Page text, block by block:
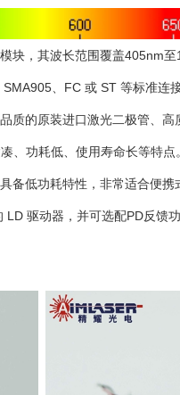
块，其波长范围覆盖405nm
、FC 或 ST 等标准连
质的原装进口激光二极管、
、功耗低、使用寿命长等特点。
备低功耗特性，非常适合便
驱动器，并可选配PD反馈